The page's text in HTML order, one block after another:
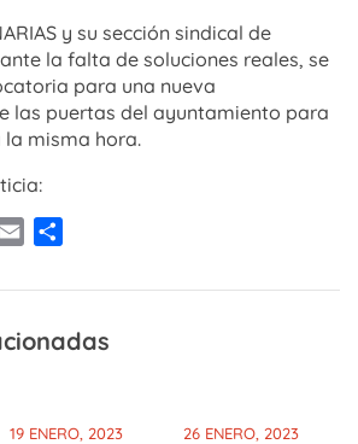
y su sección sindical de
la falta de soluciones reales, se
para una nueva
las puertas del ayuntamiento para
la misma hora.
Email
19 ENERO, 2023 26 ENERO, 2023